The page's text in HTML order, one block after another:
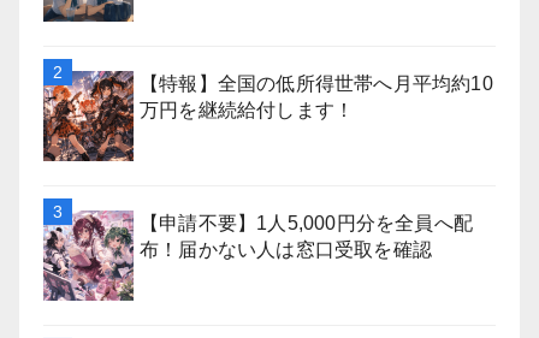
【特報】全国の低所得世帯へ月平均約10
万円を継続給付します！
【申請不要】1人5,000円分を全員へ配
布！届かない人は窓口受取を確認